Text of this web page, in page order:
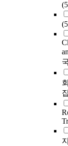
집
지